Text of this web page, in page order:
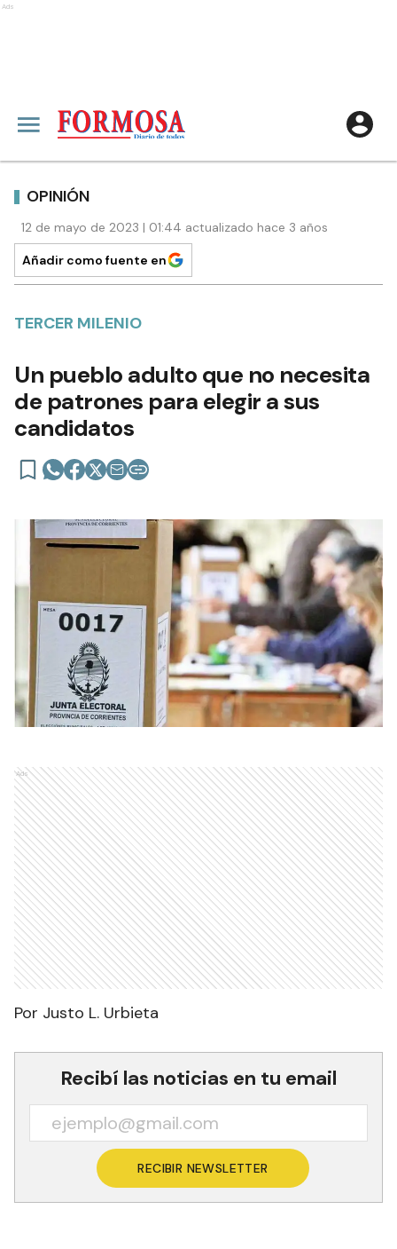
Ads
OPINIÓN
12 de mayo de 2023 | 01:44 actualizado hace 3 años
Añadir como fuente en
TERCER MILENIO
Un pueblo adulto que no necesita
de patrones para elegir a sus
candidatos
Ads
Por Justo L. Urbieta
Recibí las noticias en tu email
RECIBIR NEWSLETTER